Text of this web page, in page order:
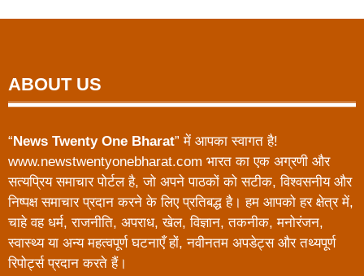
ABOUT US
“ News Twenty One Bharat” में आपका स्वागत है!
www.newstwentyonebharat.com भारत का एक अग्रणी और
सत्यप्रिय समाचार पोर्टल है, जो अपने पाठकों को सटीक, विश्वसनीय और
निष्पक्ष समाचार प्रदान करने के लिए प्रतिबद्ध है। हम आपको हर क्षेत्र में,
चाहे वह धर्म, राजनीति, अपराध, खेल, विज्ञान, तकनीक, मनोरंजन,
स्वास्थ्य या अन्य महत्वपूर्ण घटनाएँ हों, नवीनतम अपडेट्स और तथ्यपूर्ण
रिपोर्ट्स प्रदान करते हैं।